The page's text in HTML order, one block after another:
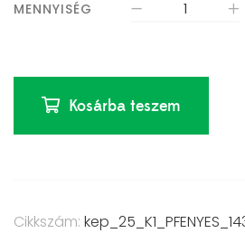
MENNYISÉG
Kosárba teszem
Cikkszám: